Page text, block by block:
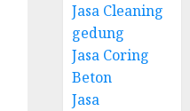
Jasa Cleaning
gedung
Jasa Coring
Beton
Jasa